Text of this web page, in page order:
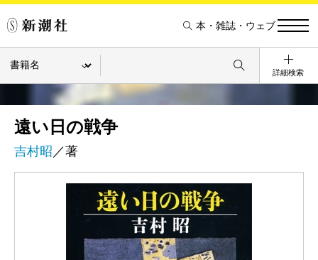
本・雑誌・ウェブ
詳細検索
遠い日の戦争
吉村昭 ／著